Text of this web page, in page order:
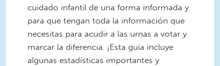
cuidado infantil de una forma informada y
para que tengan toda la información que
necesitas para acudir a las urnas a votar y
marcar la diferencia. ¡Esta guía incluye
algunas estadísticas importantes y